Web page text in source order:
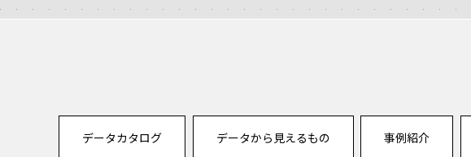
データカタログ データから見えるもの 事例紹介